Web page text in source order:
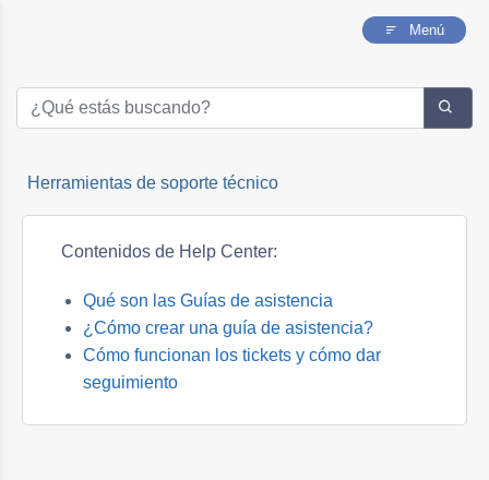
Menú
Herramientas de soporte técnico
Contenidos de Help Center:
Qué son las Guías de asistencia
¿Cómo crear una guía de asistencia?
Cómo funcionan los tickets y cómo dar
seguimiento